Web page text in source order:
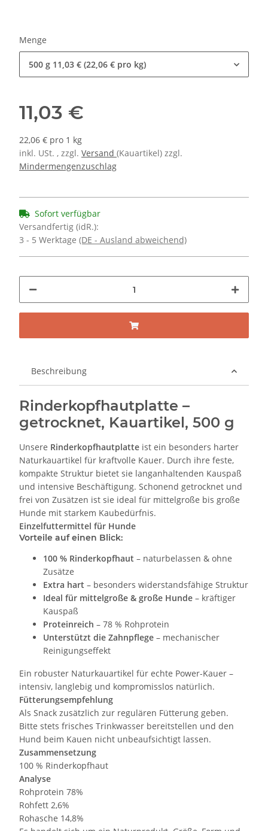
Menge
500 g 11,03 € (22,06 € pro kg)
11,03 €
22,06 € pro 1 kg
inkl. USt. , zzgl. Versand (Kauartikel) zzgl.
Mindermengenzuschlag
Sofort verfügbar
Versandfertig (idR.):
3 - 5 Werktage (DE - Ausland abweichend)
Beschreibung
Rinderkopfhautplatte –
getrocknet, Kauartikel, 500 g
Unsere Rinderkopfhautplatte ist ein besonders harter
Naturkauartikel für kraftvolle Kauer. Durch ihre feste,
kompakte Struktur bietet sie langanhaltenden Kauspaß
und intensive Beschäftigung. Schonend getrocknet und
frei von Zusätzen ist sie ideal für mittelgroße bis große
Hunde mit starkem Kaubedürfnis.
Einzelfuttermittel für Hunde
Vorteile auf einen Blick:
100 % Rinderkopfhaut – naturbelassen & ohne
Zusätze
Extra hart – besonders widerstandsfähige Struktur
Ideal für mittelgroße & große Hunde – kräftiger
Kauspaß
Proteinreich – 78 % Rohprotein
Unterstützt die Zahnpflege – mechanischer
Reinigungseffekt
Ein robuster Naturkauartikel für echte Power-Kauer –
intensiv, langlebig und kompromisslos natürlich.
Fütterungsempfehlung
Als Snack zusätzlich zur regulären Fütterung geben.
Bitte stets frisches Trinkwasser bereitstellen und den
Hund beim Kauen nicht unbeaufsichtigt lassen.
Zusammensetzung
100 % Rinderkopfhaut
Analyse
Rohprotein 78%
Rohfett 2,6%
Rohasche 14,8%